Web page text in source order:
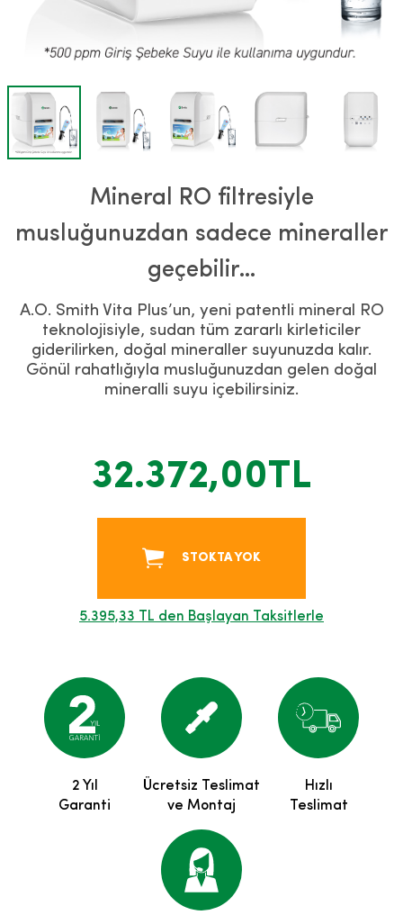
Mineral RO filtresiyle
musluğunuzdan sadece mineraller
geçebilir…
A.O. Smith Vita Plus’un, yeni patentli mineral RO
teknolojisiyle, sudan tüm zararlı kirleticiler
giderilirken, doğal mineraller suyunuzda kalır.
Gönül rahatlığıyla musluğunuzdan gelen doğal
mineralli suyu içebilirsiniz.
32.372,00TL
STOKTA YOK
5.395,33 TL den Başlayan Taksitlerle
2 Yıl
Garanti
Ücretsiz Teslimat
ve Montaj
Hızlı
Teslimat